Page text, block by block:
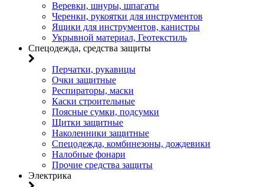
Веревки, шнуры, шпагаты
Черенки, рукоятки для инструментов
Ящики для инструментов, канистры
Укрывной материал, Геотекстиль
Спецодежда, средства защиты
Перчатки, рукавицы
Очки защитные
Респираторы, маски
Каски строительные
Поясные сумки, подсумки
Щитки защитные
Наколенники защитные
Спецодежда, комбинезоны, дождевики
Налобные фонари
Прочие средства защиты
Электрика